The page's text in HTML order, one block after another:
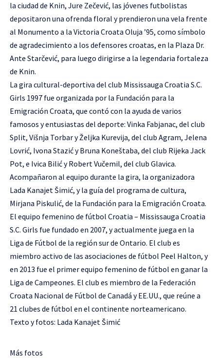
la ciudad de Knin, Jure Zečević, las jóvenes futbolistas
depositaron una ofrenda floral y prendieron una vela frente
al Monumento a la Victoria Croata Oluja ’95, como símbolo
de agradecimiento a los defensores croatas, en la Plaza Dr.
Ante Starčević, para luego dirigirse a la legendaria fortaleza
de Knin.
La gira cultural-deportiva del club Mississauga Croatia S.C.
Girls 1997 fue organizada por la Fundación para la
Emigración Croata, que contó con la ayuda de varios
famosos y entusiastas del deporte: Vinka Fabjanac, del club
Split, Višnja Torbar y Željka Kurevija, del club Agram, Jelena
Lovrić, Ivona Stazić y Bruna Koneštaba, del club Rijeka Jack
Pot, e Ivica Bilić y Robert Vučemil, del club Glavica.
Acompañaron al equipo durante la gira, la organizadora
Lada Kanajet Šimić, y la guía del programa de cultura,
Mirjana Piskulić, de la Fundación para la Emigración Croata.
El equipo femenino de fútbol Croatia – Mississauga Croatia
S.C. Girls fue fundado en 2007, y actualmente juega en la
Liga de Fútbol de la región sur de Ontario. El club es
miembro activo de las asociaciones de fútbol Peel Halton, y
en 2013 fue el primer equipo femenino de fútbol en ganar la
Liga de Campeones. El club es miembro de la Federación
Croata Nacional de Fútbol de Canadá y EE.UU., que reúne a
21 clubes de fútbol en el continente norteamericano.
Texto y fotos: Lada Kanajet Šimić
Más fotos